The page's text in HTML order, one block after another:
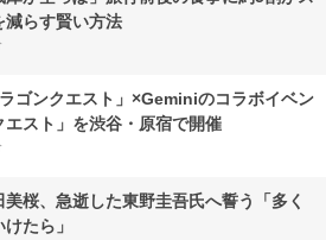
らす賢い方法
ゴンクエスト」×Geminiのコラボイベン
エスト」を渋谷・原宿で開催
桜、急逝した東野圭吾氏へ誓う「多く
たら」